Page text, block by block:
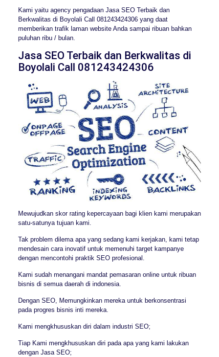
Kami yaitu agency pengadaan Jasa SEO Terbaik dan
Berkwalitas di Boyolali Call 081243424306 yang daat
memberikan trafik laman website Anda sampai ribuan bahkan
puluhan ribu / bulan.
Jasa SEO Terbaik dan Berkwalitas di
Boyolali Call 081243424306
Mewujudkan skor rating kepercayaan bagi klien kami merupakan
satu-satunya tujuan kami.
Tak problem dilema apa yang sedang kami kerjakan, kami tetap
mendesain cara inovatif untuk memenuhi target kampanye
dengan mencontohi praktik SEO profesional.
Kami sudah menangani mandat pemasaran online untuk ribuan
bisnis di semua daerah di indonesia.
Dengan SEO, Memungkinkan mereka untuk berkonsentrasi
pada progres bisnis inti mereka.
Kami mengkhususkan diri dalam industri SEO;
Tiap Kami mengkhususkan diri pada apa yang kami lakukan
dengan Jasa SEO;